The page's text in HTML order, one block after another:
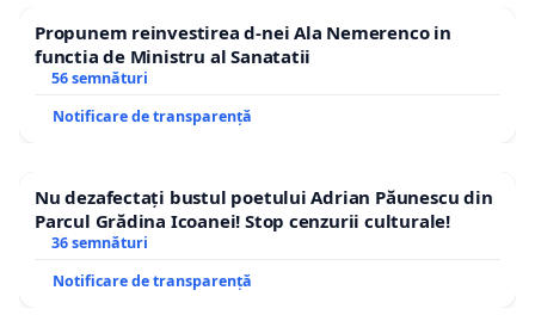
Propunem reinvestirea d-nei Ala Nemerenco in
functia de Ministru al Sanatatii
56 semnături
Notificare de transparență
Nu dezafectați bustul poetului Adrian Păunescu din
Parcul Grădina Icoanei! Stop cenzurii culturale!
36 semnături
Notificare de transparență